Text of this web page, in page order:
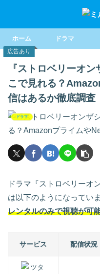
ホーム ドラマ
広告あり
『ストロベリーオ
こで見れる？
信はあるか徹底調査
ドラマ
ドラマ『ストロベリーオ
は以下のようになっていま
レンタルのみで視聴が可
サービス 配信状況